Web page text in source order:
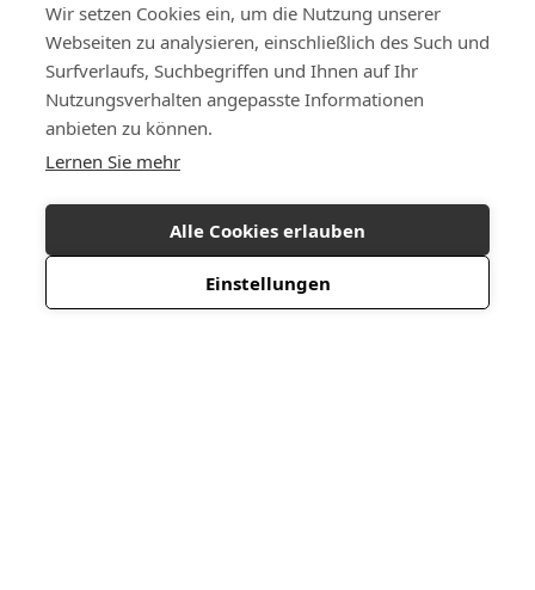
Wir setzen Cookies ein, um die Nutzung unserer
Webseiten zu analysieren, einschließlich des Such und
Surfverlaufs, Suchbegriffen und Ihnen auf Ihr
Nutzungsverhalten angepasste Informationen
anbieten zu können.
Lernen Sie mehr
Alle Cookies erlauben
Einstellungen